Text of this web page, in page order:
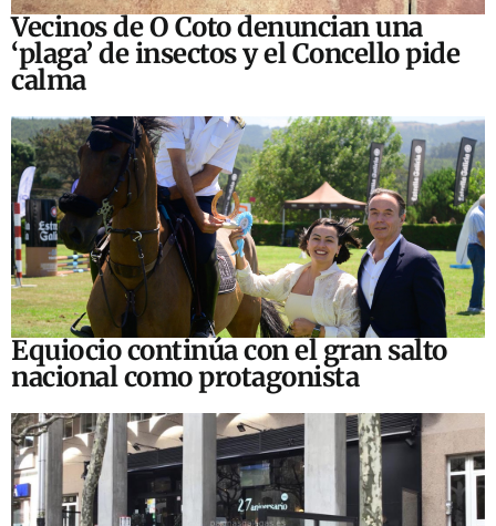
Vecinos de O Coto denuncian una
‘plaga’ de insectos y el Concello pide
calma
Equiocio continúa con el gran salto
nacional como protagonista